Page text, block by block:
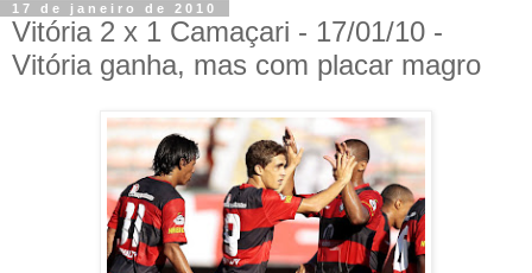
17 de janeiro de 2010
Vitória 2 x 1 Camaçari - 17/01/10 -
Vitória ganha, mas com placar magro